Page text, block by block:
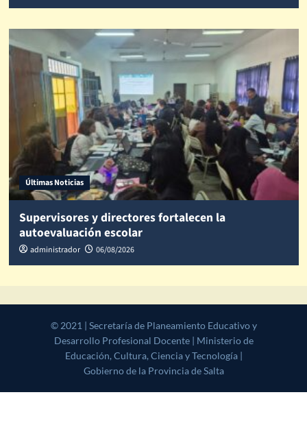
Últimas Noticias
Supervisores y directores fortalecen la
autoevaluación escolar
administrador 06/08/2026
© 2021 | Secretaría de Planeamiento Educativo y Desarrollo
Profesional Docente | Ministerio de Educación, Cultura, Ciencia y
Tecnología | Gobierno de la Provincia de Salta|CoverNews
themes.